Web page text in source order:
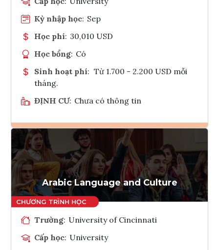
Kỳ nhập học: Sep
Học phí: 30,010 USD
Học bổng: Có
Sinh hoạt phí: Từ 1.700 - 2.200 USD mỗi
tháng.
ĐỊNH CƯ: Chưa có thông tin
Ghi danh
Tham vấn Interlink
Arabic Language and Culture
Trường: University of Cincinnati
Cấp học: University